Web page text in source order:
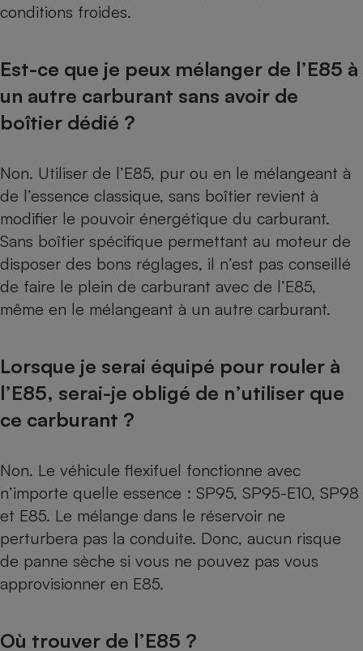
conditions froides.
Est-ce que je peux mélanger de l’E85 à
un autre carburant sans avoir de
boîtier dédié ?
Non. Utiliser de l’E85, pur ou en le mélangeant à
de l’essence classique, sans boîtier revient à
modifier le pouvoir énergétique du carburant.
Sans boîtier spécifique permettant au moteur de
disposer des bons réglages, il n’est pas conseillé
de faire le plein de carburant avec de l’E85,
même en le mélangeant à un autre carburant.
Lorsque je serai équipé pour rouler à
l’E85, serai-je obligé de n’utiliser que
ce carburant ?
Non. Le véhicule flexifuel fonctionne avec
n’importe quelle essence : SP95, SP95-E10, SP98
et E85. Le mélange dans le réservoir ne
perturbera pas la conduite. Donc, aucun risque
de panne sèche si vous ne pouvez pas vous
approvisionner en E85.
Où trouver de l’E85 ?